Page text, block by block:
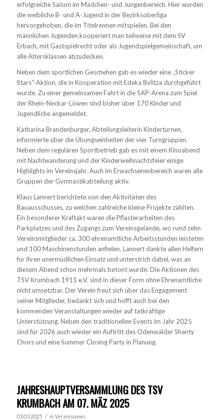
erfolgreiche Saison im Mädchen- und Jungenbereich. Hier wurden
die weibliche B- und A-Jugend in der Bezirksoberliga
hervorgehoben, die im Titelrennen mitspielen. Bei den
männlichen Jugenden kooperiert man teilweise mit dem SV
Erbach, mit Gastspielrecht oder als Jugendspielgemeinschaft, um
alle Altersklassen abzudecken.
Neben dem sportlichen Geschehen gab es wieder eine „Sticker
Stars“-Aktion, die in Kooperation mit Edeka Bylitza durchgeführt
wurde. Zu einer gemeinsamen Fahrt in die SAP-Arena zum Spiel
der Rhein-Neckar-Löwen sind bisher über 170 Kinder und
Jugendliche angemeldet.
Katharina Brandenburger, Abteilungsleiterin Kinderturnen,
informierte über die Übungseinheiten der vier Turngruppen.
Neben dem regulären Sportbetrieb gab es mit einem Kinoabend
mit Nachtwanderung und der Kinderweihnachtsfeier einige
Highlights im Vereinsjahr. Auch im Erwachsenenbereich waren alle
Gruppen der Gymnastikabteilung aktiv.
Klaus Lannert berichtete von den Aktivitäten des
Bauausschusses, zu welchen zahlreiche kleine Projekte zählten.
Ein besonderer Kraftakt waren die Pflasterarbeiten des
Parkplatzes und des Zugangs zum Vereinsgelände, wo rund zehn
Vereinsmitglieder ca. 300 ehrenamtliche Arbeitsstunden leisteten
und 100 Maschinenstunden anfielen. Lannert dankte allen Helfern
für ihren unermüdlichen Einsatz und unterstrich dabei, was an
diesem Abend schon mehrmals betont wurde: Die Aktionen des
TSV Krumbach 1911 e.V. sind in dieser Form ohne Ehrenamtliche
nicht umsetzbar. Der Verein freut sich über das Engagement
seiner Mitglieder, bedankt sich und hofft auch bei den
kommenden Veranstaltungen wieder auf tatkräftige
Unterstützung. Neben den traditionellen Events im Jahr 2025
sind für 2026 auch wieder ein Auftritt des Odenwälder Shanty
Chors und eine Summer Closing Party in Planung.
JAHRESHAUPTVERSAMMLUNG DES TSV
KRUMBACH AM 07. MÄZ 2025
03.03.2025 / in Vereinsnews